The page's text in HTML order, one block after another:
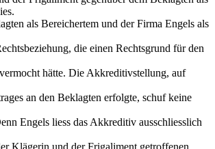
als Bereichertem und der Firma Engels als
die einen Rechtsgrund für den
hätte. Die Akkreditivstellung, auf
an den Beklagten erfolgte, schuf keine
Engels liess das Akkreditiv ausschliesslich
Klägerin und der Frigaliment getroffenen